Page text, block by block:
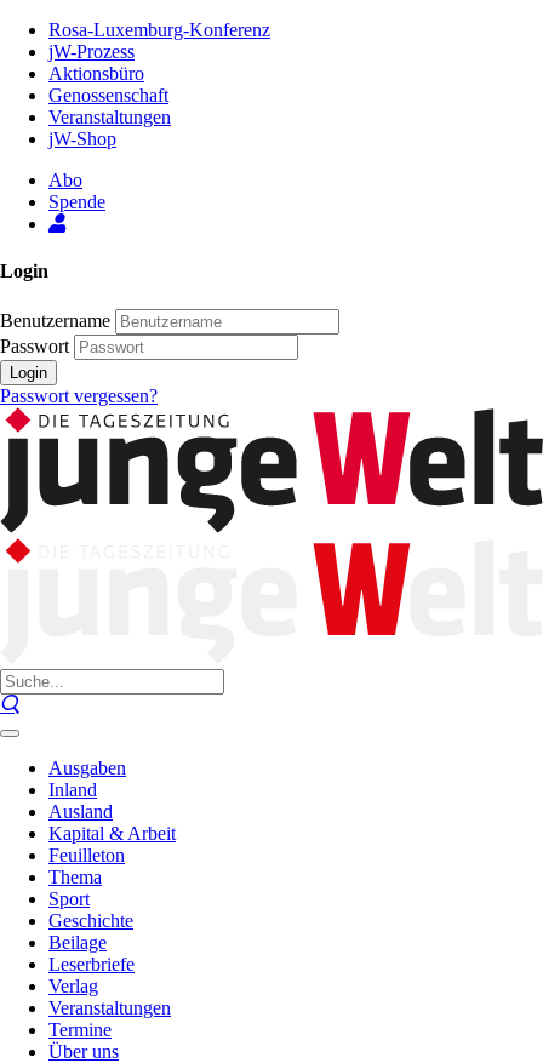
Inhalt
Seite
Rosa-Luxemburg-Konferenz
jW-Prozess
Aktionsbüro
Genossenschaft
Veranstaltungen
jW-Shop
Abo
Spende
Login
Benutzername
Passwort
Login
Passwort vergessen?
Ausgaben
Inland
Ausland
Kapital & Arbeit
Feuilleton
Thema
Sport
Geschichte
Beilage
Leserbriefe
Verlag
Veranstaltungen
Termine
Über uns